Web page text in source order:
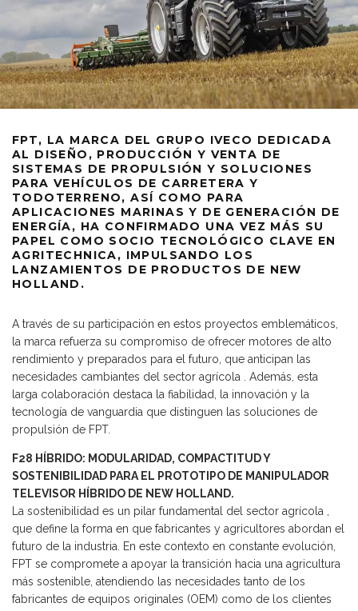
FPT, LA MARCA DEL GRUPO IVECO DEDICADA
AL DISEÑO, PRODUCCIÓN Y VENTA DE
SISTEMAS DE PROPULSIÓN Y SOLUCIONES
PARA VEHÍCULOS DE CARRETERA Y
TODOTERRENO, ASÍ COMO PARA
APLICACIONES MARINAS Y DE GENERACIÓN DE
ENERGÍA, HA CONFIRMADO UNA VEZ MÁS SU
PAPEL COMO SOCIO TECNOLÓGICO CLAVE EN
AGRITECHNICA, IMPULSANDO LOS
LANZAMIENTOS DE PRODUCTOS DE NEW
HOLLAND.
A través de su participación en estos proyectos emblemáticos,
la marca refuerza su compromiso de ofrecer motores de alto
rendimiento y preparados para el futuro, que anticipan las
necesidades cambiantes del sector agrícola . Además, esta
larga colaboración destaca la fiabilidad, la innovación y la
tecnología de vanguardia que distinguen las soluciones de
propulsión de FPT.
F28 HÍBRIDO: MODULARIDAD, COMPACTITUD Y
SOSTENIBILIDAD PARA EL PROTOTIPO DE MANIPULADOR
TELEVISOR HÍBRIDO DE NEW HOLLAND.
La sostenibilidad es un pilar fundamental del sector agrícola ,
que define la forma en que fabricantes y agricultores abordan el
futuro de la industria. En este contexto en constante evolución,
FPT se compromete a apoyar la transición hacia una agricultura
más sostenible, atendiendo las necesidades tanto de los
fabricantes de equipos originales (OEM) como de los clientes